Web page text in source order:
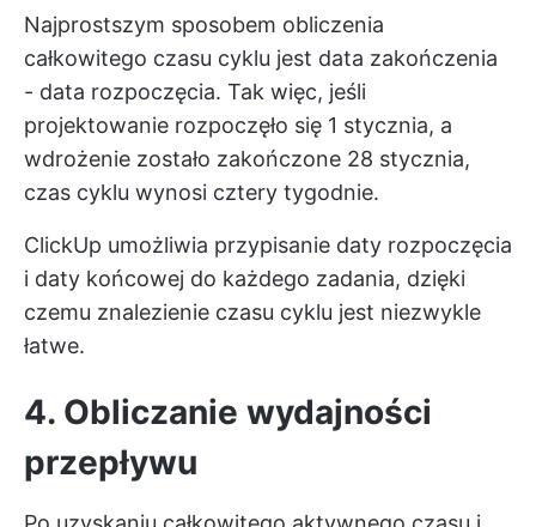
Najprostszym sposobem obliczenia
całkowitego czasu cyklu jest data zakończenia
- data rozpoczęcia. Tak więc, jeśli
projektowanie rozpoczęło się 1 stycznia, a
wdrożenie zostało zakończone 28 stycznia,
czas cyklu wynosi cztery tygodnie.
ClickUp umożliwia przypisanie daty rozpoczęcia
i daty końcowej do każdego zadania, dzięki
czemu znalezienie czasu cyklu jest niezwykle
łatwe.
4. Obliczanie wydajności
przepływu